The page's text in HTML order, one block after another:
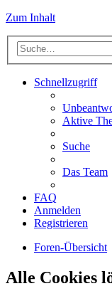
Zum Inhalt
Schnellzugriff
Aktive
Suche
Das Team
FAQ
Anmelden
Registrieren
Foren-Übersicht
Alle Cookies